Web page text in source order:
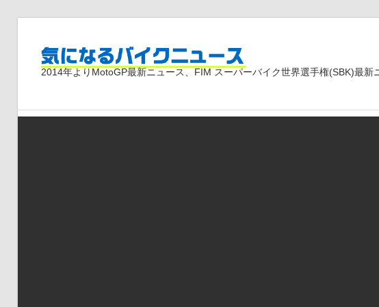
気
に
2014年よりMotoGP最新ニュース、FIM スーパーバイク世界選手権(SBK)最新